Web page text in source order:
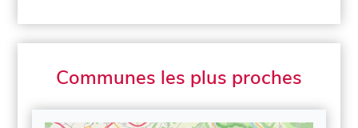
Communes les plus proches